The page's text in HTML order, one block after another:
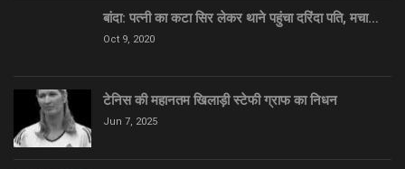
बांदा: पत्नी का कटा सिर लेकर थाने पहुंचा दरिंदा पति, मचा…
Oct 9, 2020
टेनिस की महानतम खिलाड़ी स्टेफी ग्राफ का निधन
Jun 7, 2025